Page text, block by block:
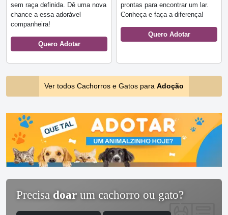
sem raça definida. Dê uma nova
chance a essa adorável
companheira!
Quero Adotar
prontas para encontrar um lar.
Conheça e faça a diferença!
Quero Adotar
Ver todos Cachorros e Gatos para Adoção
Precisa doar um cachorro ou gato?